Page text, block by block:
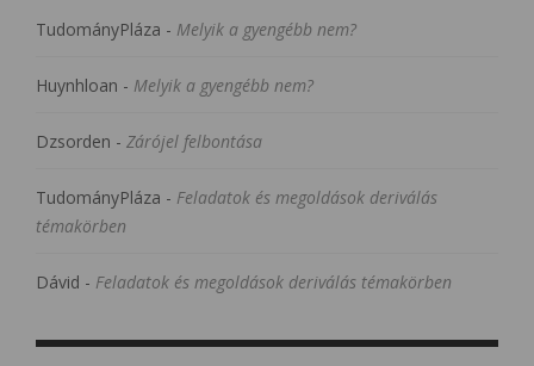
TudományPláza - Melyik a gyengébb nem?
Huynhloan - Melyik a gyengébb nem?
Dzsorden - Zárójel felbontása
TudományPláza - Feladatok és megoldások deriválás
témakörben
Dávid - Feladatok és megoldások deriválás témakörben